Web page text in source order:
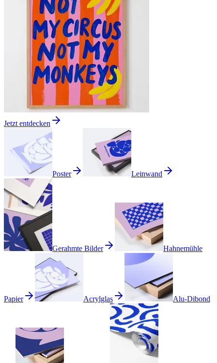
Jetzt entdecken
Poster Leinwand
Gerahmte Bilder Hahnemühle
Papier Acrylglas Alu-Dibond